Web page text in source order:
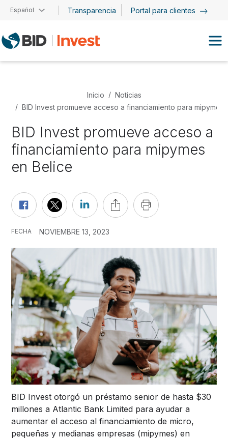
Pasar al contenido principal
Español Transparencia Portal para clientes
Inicio
Noticias
BID Invest promueve acceso a financiamiento para mipymes
BID Invest promueve acceso a
financiamiento para mipymes
en Belice
FECHA NOVIEMBRE 13, 2023
BID Invest otorgó un préstamo senior de hasta $30
millones a Atlantic Bank Limited para ayudar a
aumentar el acceso al financiamiento de micro,
pequeñas y medianas empresas (mipymes) en